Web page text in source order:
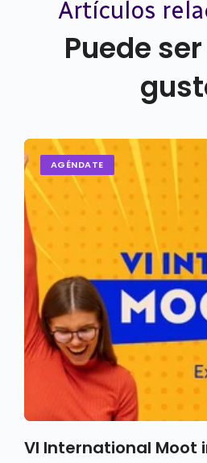
Artículos
Puede
AGÉNDATE
VI International Moot